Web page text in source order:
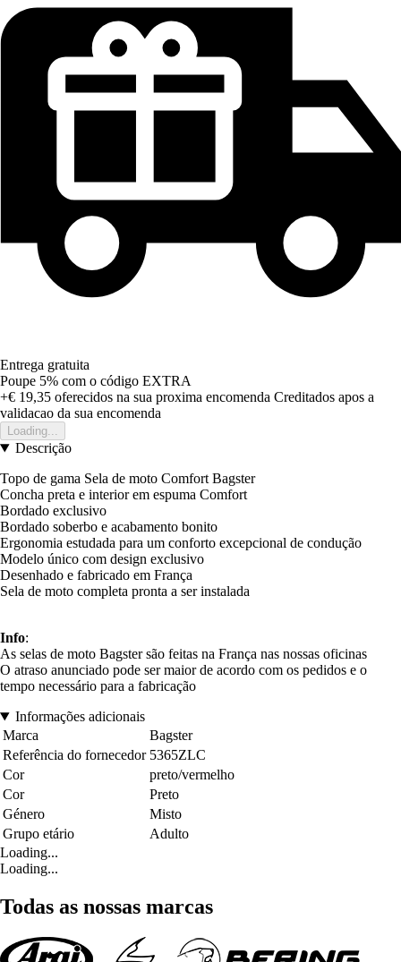
Entrega gratuita
Poupe 5% com o código EXTRA
+€ 19,35 oferecidos na sua proxima encomenda Creditados apos a
validacao da sua encomenda
Loading...
Descrição
Topo de gama Sela de moto Comfort Bagster
Concha preta e interior em espuma Comfort
Bordado exclusivo
Bordado soberbo e acabamento bonito
Ergonomia estudada para um conforto excepcional de condução
Modelo único com design exclusivo
Desenhado e fabricado em França
Sela de moto completa pronta a ser instalada
Info:
As selas de moto Bagster são feitas na França nas nossas oficinas
O atraso anunciado pode ser maior de acordo com os pedidos e o
tempo necessário para a fabricação
Informações adicionais
Marca
Bagster
Referência do fornecedor 5365ZLC
Cor
preto/vermelho
Cor
Preto
Género
Misto
Grupo etário
Adulto
Loading...
Loading...
Todas as nossas marcas